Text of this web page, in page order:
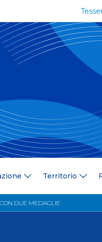
Territorio
DUE MEDAGLIE
Agonistica
Tecnica
On Line
Coach
Delegati Regionali